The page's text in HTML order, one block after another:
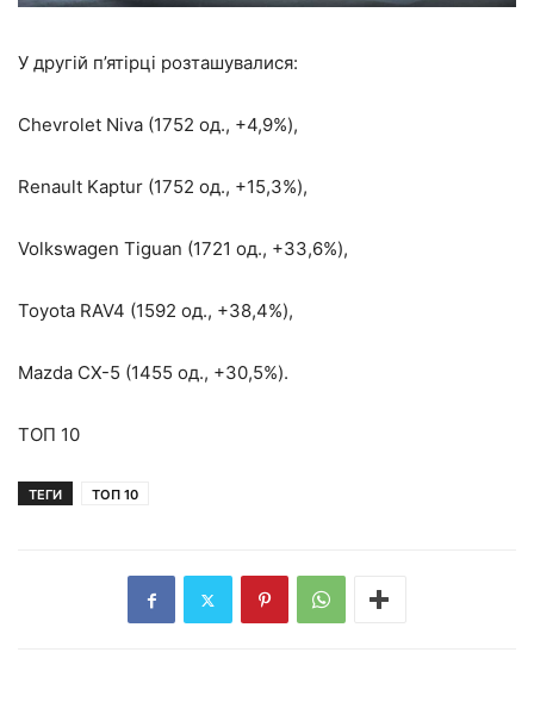
У другій п’ятірці розташувалися:
Chevrolet Niva (1752 од., +4,9%),
Renault Kaptur (1752 од., +15,3%),
Volkswagen Tiguan (1721 од., +33,6%),
Toyota RAV4 (1592 од., +38,4%),
Mazda CX-5 (1455 од., +30,5%).
ТОП 10
ТЕГИ ТОП 10